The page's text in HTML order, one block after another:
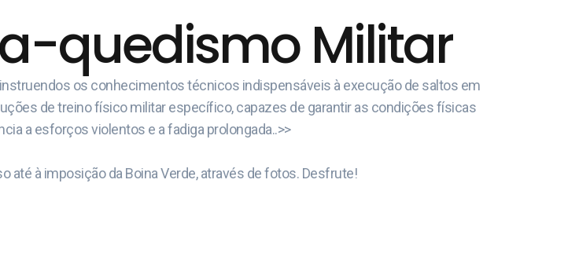
quedismo Militar
os conhecimentos técnicos indispensáveis à execução de saltos em
de treino físico militar específico, capazes de garantir as condições físicas
a esforços violentos e a fadiga prolongada..>>
à imposição da Boina Verde, através de fotos. Desfrute!